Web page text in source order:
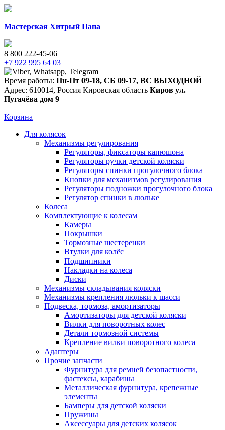
Мастерская Хитрый Папа
8 800 222-45-06
+7 922 995 64 03
Время работы: Пн-Пт 09-18, СБ 09-17, ВС ВЫХОДНОЙ
Адрес: 610014, Россия Кировская область Киров ул.
Пугачёва дом 9
Корзина
Для колясок
Механизмы регулирования
Регуляторы, фиксаторы капюшона
Регуляторы ручки детской коляски
Регуляторы спинки прогулочного блока
Кнопки для механизмов регулирования
Регуляторы подножки прогулочного блока
Регулятор спинки в люльке
Колеса
Комплектующие к колесам
Камеры
Покрышки
Тормозные шестеренки
Втулки для колёс
Подшипники
Накладки на колеса
Диски
Механизмы складывания коляски
Механизмы крепления люльки к шасси
Подвеска, тормоза, амортизаторы
Амортизаторы для детской коляски
Вилки для поворотных колес
Детали тормозной системы
Крепление вилки поворотного колеса
Адаптеры
Прочие запчасти
Фурнитура для ремней безопастности,
фастексы, карабины
Металлическая фурнитура, крепежные
элементы
Бамперы для детской коляски
Пружины
Аксессуары для детских колясок